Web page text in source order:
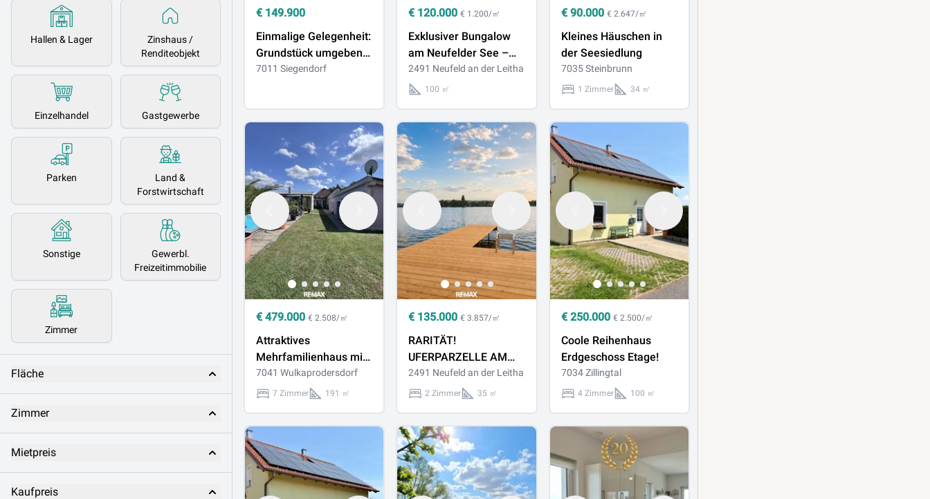
Hallen & Lager
Zinshaus /
Renditeobjekt
Einzelhandel Gastgewerbe
Parken
Land &
Forstwirtschaft
Sonstige
Gewerbl.
Freizeitimmobilie
Zimmer
Fläche
Zimmer
Mietpreis
Kaufpreis
€ 149.900
Einmalige Gelegenheit:
Grundstück umgeben
von Äckern mit
7011 Siegendorf
€ 120.000 € 1.200/㎡
Exklusiver Bungalow
am Neufelder See –
ca. 100 m² Wohnfläche
mit Garten und
2491 Neufeld an der Leitha
100 ㎡
€ 90.000 € 2.647/㎡
Kleines Häuschen in
der Seesiedlung
7035 Steinbrunn
1 Zimmer 34 ㎡
€ 479.000 € 2.508/㎡
Attraktives
Mehrfamilienhaus mit
Garten, Terrasse, Pool
& Garage!
7041 Wulkaprodersdorf
7 Zimmer 191 ㎡
€ 135.000 € 3.857/㎡
RARITÄT!
UFERPARZELLE AM
NEUFELDER SEE
2491 Neufeld an der Leitha
2 Zimmer 35 ㎡
€ 250.000 € 2.500/㎡
Coole Reihenhaus
Erdgeschoss Etage!
7034 Zillingtal
4 Zimmer 100 ㎡